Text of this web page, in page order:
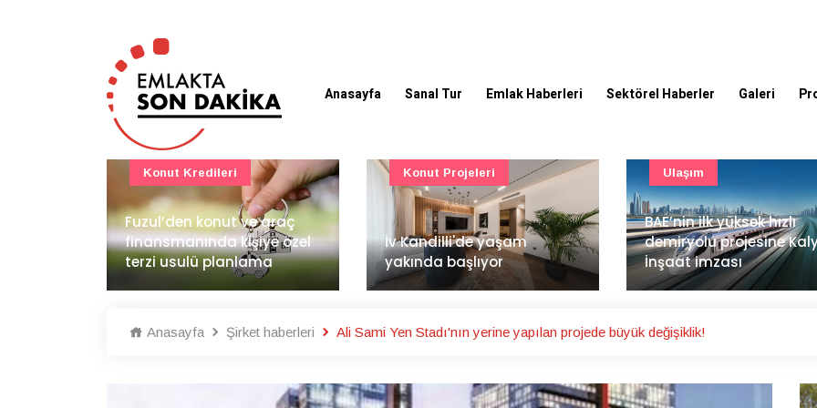
Anasayfa Sanal Tur Emlak Haberleri Sektörel Haberler Galeri
İv Kandilli'de yaşam
yakında başlıyor
Konut Projeleri
BAE’nin ilk yüksek hızlı
demiryolu projesine Kalyon
İnşaat imzası
Ulaşım
Mimarlık ve mühendislik
projeleri e-PYS ile dijital
ortama taşınacak
Güncel
Anasayfa Şirket haberleri Ali Sami Yen Stadı'nın yerine yapılan projede büyük değişiklik!